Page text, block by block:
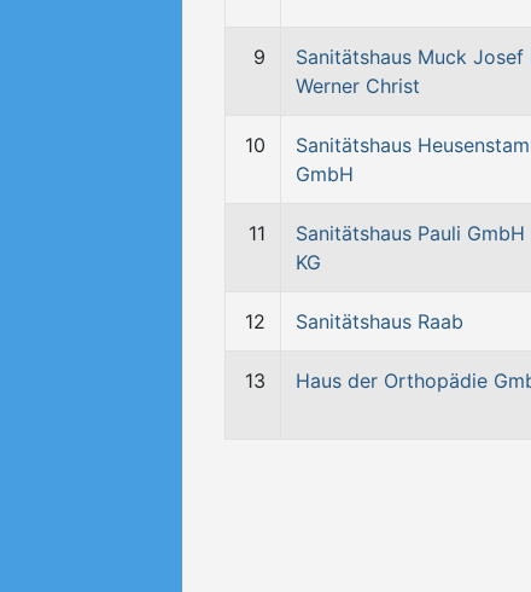
9
Sanitätshaus Muck Josef
Werner Christ
10
Sanitätshaus
GmbH
11
Sanitätshaus Pauli GmbH
KG
12 Sanitätshaus Raab
13 Haus der Orthopädie